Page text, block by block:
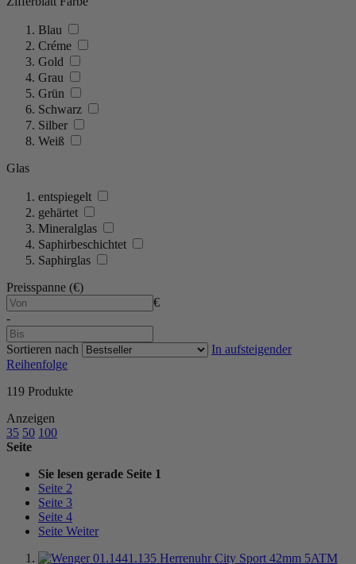
Blau
Créme
Gold
Grau
Grün
Schwarz
Silber
Weiß
Glas
entspiegelt
gehärtet
Mineralglas
Saphirbeschichtet
Saphirglas
Preisspanne (€)
€
-
Sortieren nach
In aufsteigender
Reihenfolge
119 Produkte
Anzeigen
35 50 100
Seite
Sie lesen gerade Seite 1
Seite 2
Seite 3
Seite 4
Seite Weiter